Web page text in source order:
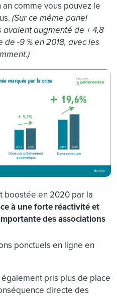
an comme vous pouvez le
(Sur ce même panel
avaient augmenté de + 4,8
de -9 % en 2018, avec les
boostée en 2020 par la
à une forte réactivité et
des associations
ponctuels en ligne en
pris plus de place
directe des